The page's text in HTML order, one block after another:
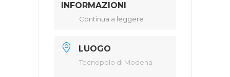
INFORMAZIONI
Continua a leggere
LUOGO
Tecnopolo di Modena